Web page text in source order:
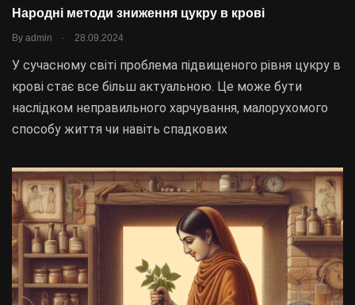
Народні методи зниження цукру в крові
By admin . 28.09.2024
У сучасному світі проблема підвищеного рівня цукру в
крові стає все більш актуальною. Це може бути
наслідком неправильного харчування, малорухомого
способу життя чи навіть спадкових